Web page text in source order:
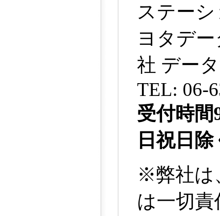
ステー
ヨタデ
社 デー
TEL: 06-
受付時間
日祝日除
※弊社は
は一切